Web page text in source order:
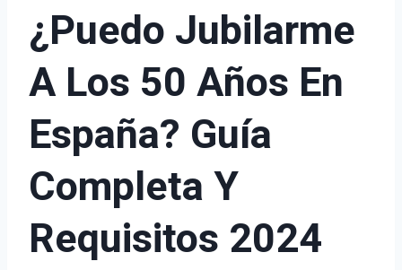
¿Puedo Jubilarme
A Los 50 Años En
España? Guía
Completa Y
Requisitos 2024